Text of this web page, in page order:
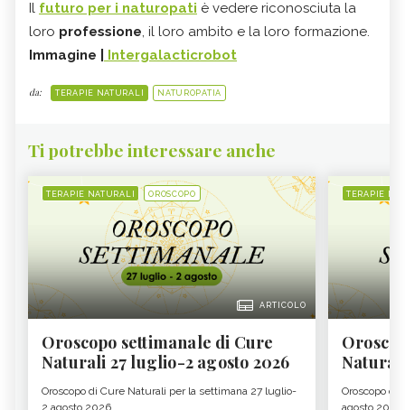
Il futuro per i naturopati è vedere riconosciuta la
loro professione, il loro ambito e la loro formazione.
Immagine |
Intergalacticrobot
da: TERAPIE NATURALI NATUROPATIA
Ti potrebbe interessare anche
TERAPIE NATURALI OROSCOPO
ARTICOLO
Oroscopo settimanale di Cure
Naturali 27 luglio-2 agosto 2026
Oroscopo di Cure Naturali per la settimana 27 luglio-
2 agosto 2026
TERAPIE
Oroscopo di
agosto 2026